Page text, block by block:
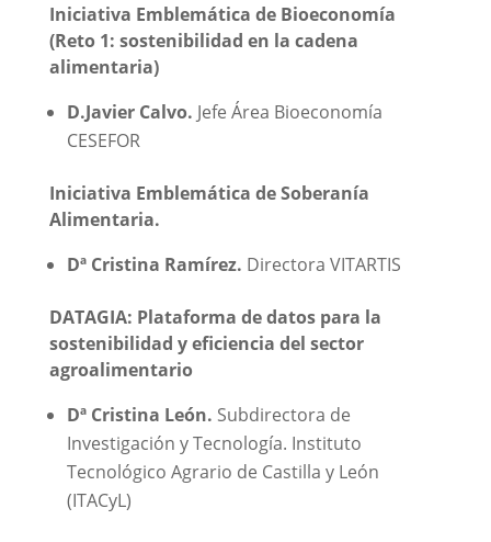
Iniciativa Emblemática de Bioeconomía
(Reto 1: sostenibilidad en la cadena
alimentaria)
D.Javier Calvo. Jefe Área Bioeconomía
CESEFOR
Iniciativa Emblemática de Soberanía
Alimentaria.
Dª Cristina Ramírez. Directora VITARTIS
DATAGIA: Plataforma de datos para la
sostenibilidad y eficiencia del sector
agroalimentario
Dª Cristina León. Subdirectora de
Investigación y Tecnología. Instituto
Tecnológico Agrario de Castilla y León
(ITACyL)